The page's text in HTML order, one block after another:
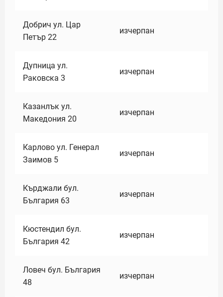
Добрич ул. Цар
Петър 22
изчерпан
Дупница ул.
Раковска 3
изчерпан
Казанлък ул.
Македония 20
изчерпан
Карлово ул. Генерал
Заимов 5
изчерпан
Кърджали бул.
България 63
изчерпан
Кюстендил бул.
България 42
изчерпан
Ловеч бул. България
48
изчерпан